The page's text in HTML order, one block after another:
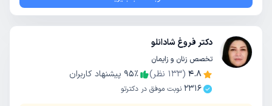
دکتر فروغ شادانلو
تخصص زنان و زایمان
4.8
(
133 نظر) 95٪
پیشنهاد کاربران
2316 نوبت موفق در دکترتو